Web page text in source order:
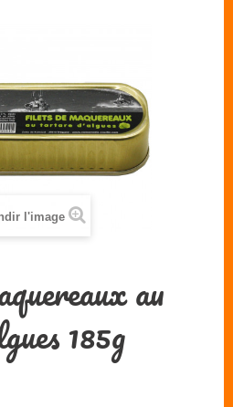
l'image
au
185g